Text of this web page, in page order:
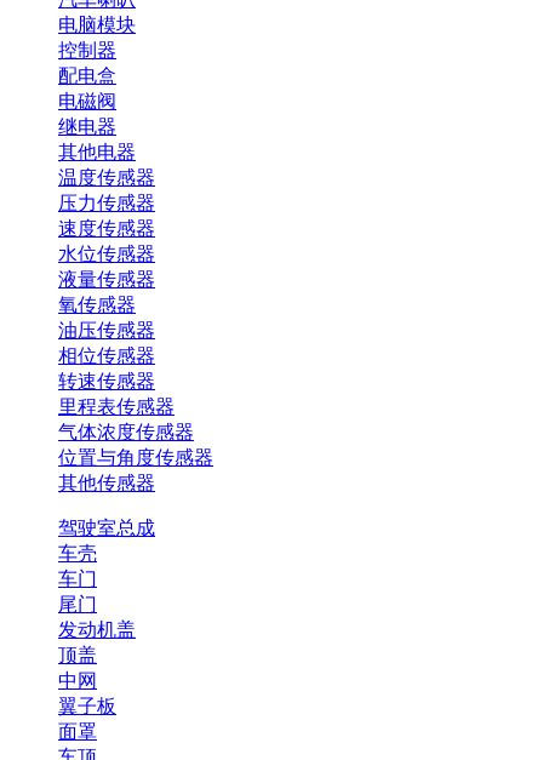
电脑模块
控制器
配电盒
电磁阀
继电器
其他电器
温度传感器
压力传感器
速度传感器
水位传感器
液量传感器
氧传感器
油压传感器
相位传感器
转速传感器
里程表传感器
气体浓度传感器
位置与角度传感器
其他传感器
驾驶室总成
车壳
车门
尾门
发动机盖
顶盖
中网
翼子板
面罩